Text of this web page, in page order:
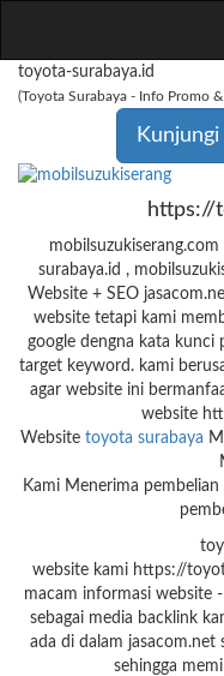
toyota-surabaya.id
(Toyota Surabaya - Info Promo
https://
surabaya.id ,
Website + SEO
website tetapi kami
google dengna kata kunci
target keyword. kami
agar website ini
website
Website toyota surabaya
Kami Menerima
website kami https://
macam informasi website
sebagai media backlink
ada di dalam jasacom.net
sehingga